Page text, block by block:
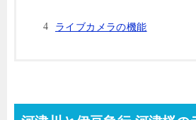
ライブカメラの機能